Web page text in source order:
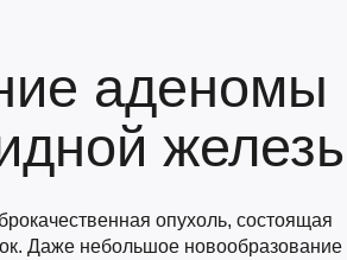
аденомы
опухоль, состоящая
Даже небольшое новообразование